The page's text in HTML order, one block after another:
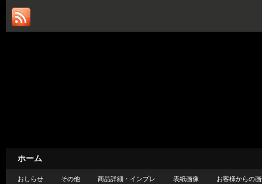
ホーム
おしらせ その他 商品詳細・インプレ 表紙画像 お客様からの